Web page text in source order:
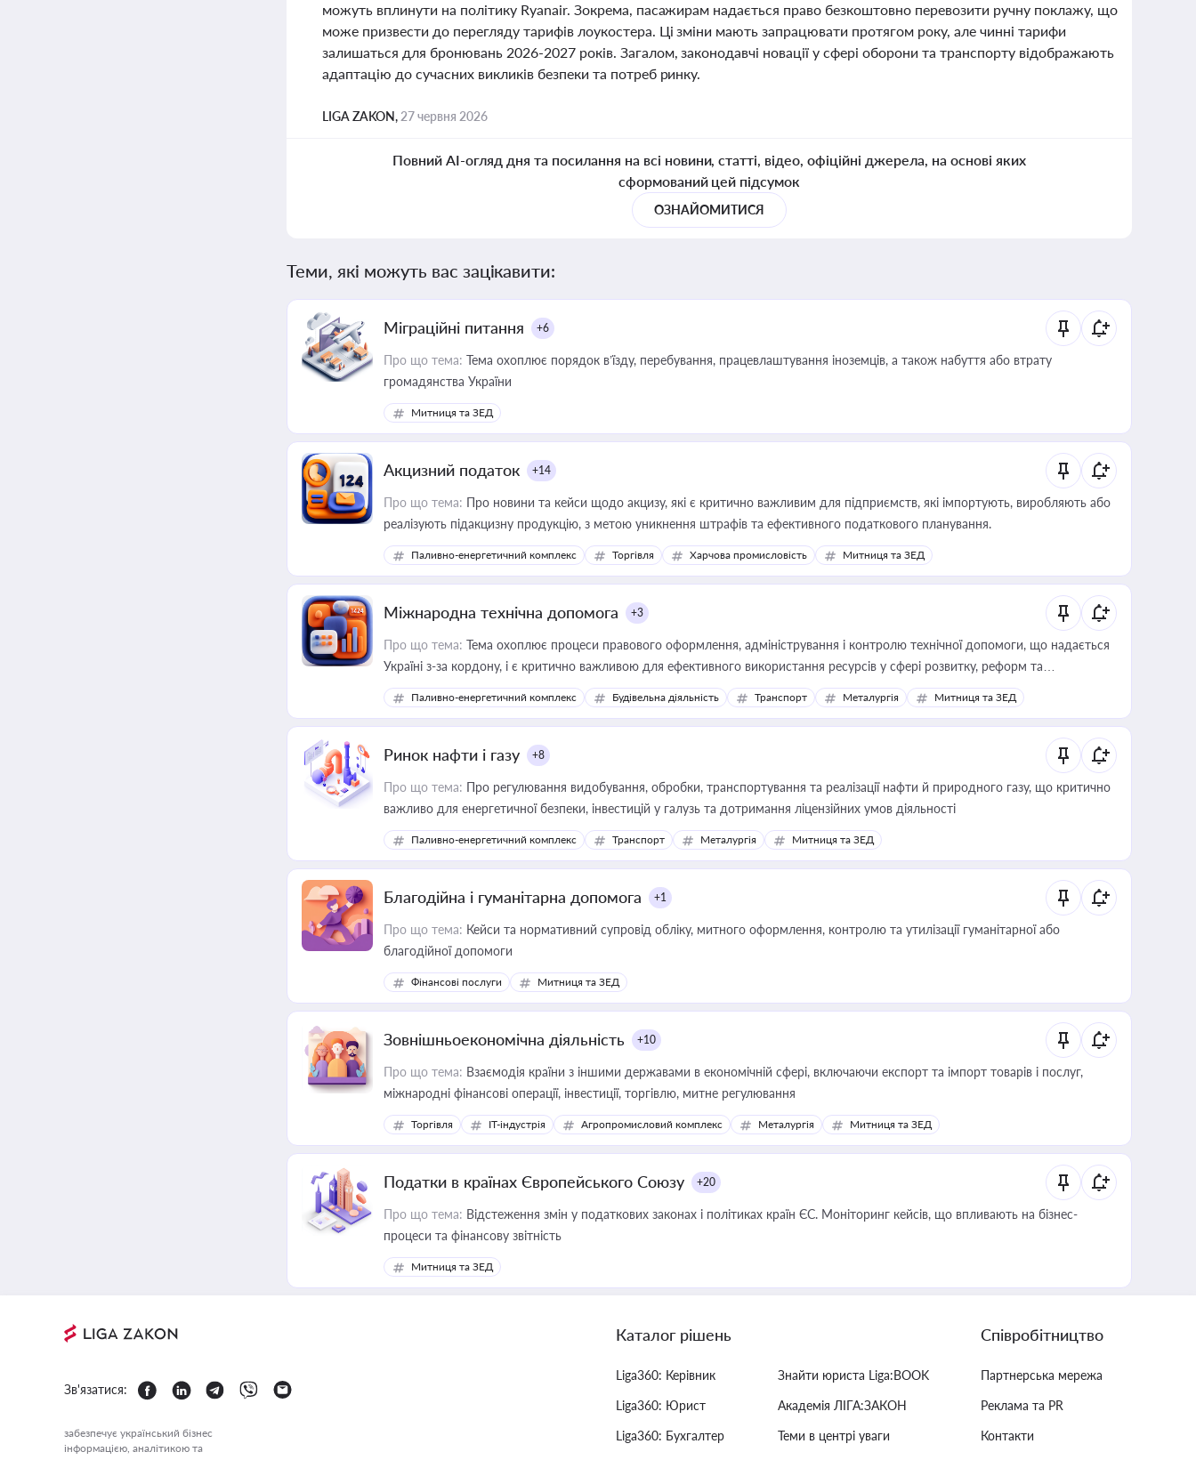
можуть вплинути на політику Ryanair. Зокрема, пасажирам надається право безкоштовно перевозити ручну поклажу, що
може призвести до перегляду тарифів лоукостера. Ці зміни мають запрацювати протягом року, але чинні тарифи
залишаться для бронювань 2026-2027 років. Загалом, законодавчі новації у сфері оборони та транспорту відображають
адаптацію до сучасних викликів безпеки та потреб ринку.
LIGA ZAKON, 27 червня 2026
Повний AI-огляд дня та посилання на всі новини, статті, відео, офіційні джерела, на основі яких
сформований цей підсумок
ОЗНАЙОМИТИСЯ
Теми, які можуть вас зацікавити:
Міграційні питання +6
Про що тема: Тема охоплює порядок в’їзду, перебування, працевлаштування іноземців, а також набуття або втрату
громадянства України
Митниця та ЗЕД
Акцизний податок +14
Про що тема: Про новини та кейси щодо акцизу, які є критично важливим для підприємств, які імпортують, виробляють або
реалізують підакцизну продукцію, з метою уникнення штрафів та ефективного податкового планування.
Паливно-енергетичний комплекс Торгівля Харчова промисловість Митниця та ЗЕД
Міжнародна технічна допомога +3
Про що тема: Тема охоплює процеси правового оформлення, адміністрування і контролю технічної допомоги, що надається
Україні з-за кордону, і є критично важливою для ефективного використання ресурсів у сфері розвитку, реформ та
інфраструктурних проєктів
Паливно-енергетичний комплекс Будівельна діяльність Транспорт Металургія Митниця та ЗЕД
Ринок нафти і газу +8
Про що тема: Про регулювання видобування, обробки, транспортування та реалізації нафти й природного газу, що критично
важливо для енергетичної безпеки, інвестицій у галузь та дотримання ліцензійних умов діяльності
Паливно-енергетичний комплекс Транспорт Металургія Митниця та ЗЕД
Благодійна і гуманітарна допомога +1
Про що тема: Кейси та нормативний супровід обліку, митного оформлення, контролю та утилізації гуманітарної або
благодійної допомоги
Фінансові послуги Митниця та ЗЕД
Зовнішньоекономічна діяльність +10
Про що тема: Взаємодія країни з іншими державами в економічній сфері, включаючи експорт та імпорт товарів і послуг,
міжнародні фінансові операції, інвестиції, торгівлю, митне регулювання
Торгівля IT-індустрія Агропромисловий комплекс Металургія Митниця та ЗЕД
Податки в країнах Європейського Союзу +20
Про що тема: Відстеження змін у податкових законах і політиках країн ЄС. Моніторинг кейсів, що впливають на бізнес-
процеси та фінансову звітність
Митниця та ЗЕД
Зв'язатися:
забезпечує український бізнес
інформацією, аналітикою та
Каталог рішень
Liga360: Керівник
Liga360: Юрист
Liga360: Бухгалтер
Знайти юриста Liga:BOOK
Академія ЛІГА:ЗАКОН
Теми в центрі уваги
Співробітництво
Партнерська мережа
Реклама та PR
Контакти